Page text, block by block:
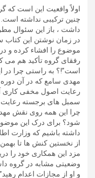
اولاً واقعیت این است که
چنین ترکیبی نداشته
داشت ، باز این سئوال
در زمان نوشتن این کتاب
موضوع را افشاء کرده و
رفقای گروه تأکید هم می
است”!؟ به راستی چرا در
مهدی سامع که در آن
رعایت اصول مخفی کاری
سمبل های برجسته
چرا این همه روی نقش
شود؟ برای درک این
داشته باشیم که وزارت
مزد این همکاری خود را
وضعیتی مشابه در گروه
و او از مجازات اعدام